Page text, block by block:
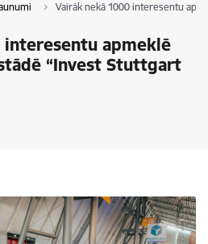
Vairāk nekā 1000 interesentu
apmeklē
“Invest Stuttgart